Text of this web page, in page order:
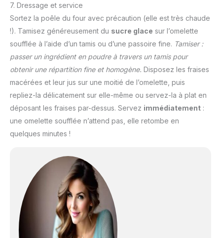
7. Dressage et service
Sortez la poêle du four avec précaution (elle est très chaude
!). Tamisez généreusement du sucre glace sur l’omelette
soufflée à l’aide d’un tamis ou d’une passoire fine. Tamiser :
passer un ingrédient en poudre à travers un tamis pour
obtenir une répartition fine et homogène. Disposez les fraises
macérées et leur jus sur une moitié de l’omelette, puis
repliez-la délicatement sur elle-même ou servez-la à plat en
déposant les fraises par-dessus. Servez immédiatement :
une omelette soufflée n’attend pas, elle retombe en
quelques minutes !